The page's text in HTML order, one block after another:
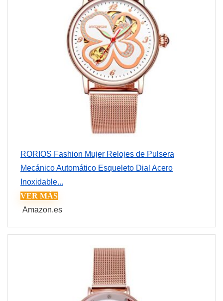
RORIOS Fashion Mujer Relojes de Pulsera
Mecánico Automático Esqueleto Dial Acero
Inoxidable...
VER MÁS
Amazon.es